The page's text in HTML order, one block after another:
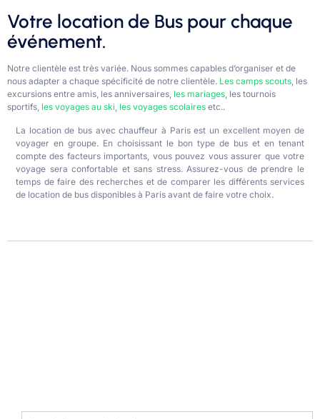
Votre location de Bus pour chaque
événement.
Notre clientèle est très variée. Nous sommes capables d’organiser et de
nous adapter a chaque spécificité de notre clientèle. Les camps scouts, les
excursions entre amis, les anniversaires, les mariages, les tournois
sportifs, les voyages au ski, les voyages scolaires etc..
La location de bus avec chauffeur à Paris est un excellent moyen de
voyager en groupe. En choisissant le bon type de bus et en tenant
compte des facteurs importants, vous pouvez vous assurer que votre
voyage sera confortable et sans stress. Assurez-vous de prendre le
temps de faire des recherches et de comparer les différents services
de location de bus disponibles à Paris avant de faire votre choix.